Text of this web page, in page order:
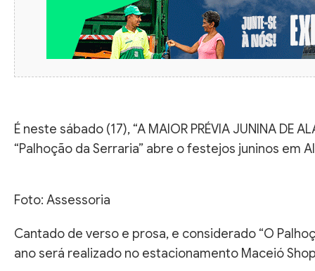
É neste sábado (17), “A MAIOR PRÉVIA JUNINA DE
“Palhoção da Serraria” abre o festejos juninos em
Foto: Assessoria
Cantado de verso e prosa, e considerado “O
ano será realizado no estacionamento Maceió